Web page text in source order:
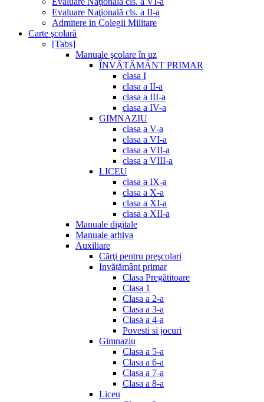
Evaluare Naţională cls. a II-a
Admitere in Colegii Militare
Carte şcolară
[Tabs]
Manuale şcolare în uz
ÎNVĂȚĂMÂNT PRIMAR
clasa I
clasa a II-a
clasa a III-a
clasa a IV-a
GIMNAZIU
clasa a V-a
clasa a VI-a
clasa a VII-a
clasa a VIII-a
LICEU
clasa a IX-a
clasa a X-a
clasa a XI-a
clasa a XII-a
Manuale digitale
Manuale arhiva
Auxiliare
Cărţi pentru preşcolari
Invățământ primar
Clasa Pregătitoare
Clasa 1
Clasa a 2-a
Clasa a 3-a
Clasa a 4-a
Povesti si jocuri
Gimnaziu
Clasa a 5-a
Clasa a 6-a
Clasa a 7-a
Clasa a 8-a
Liceu